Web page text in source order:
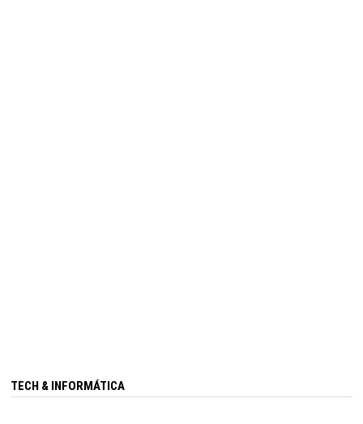
TECH & INFORMÁTICA